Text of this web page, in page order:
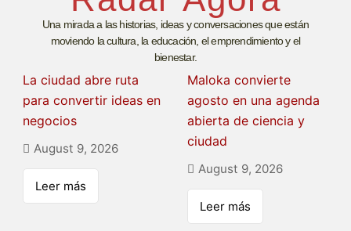
Una mirada a las historias, ideas y conversaciones que están
moviendo la cultura, la educación, el emprendimiento y el
bienestar.
La ciudad abre ruta
para convertir ideas en
negocios
August 9, 2026
Leer más
Maloka convierte
agosto en una agenda
abierta de ciencia y
ciudad
August 9, 2026
Leer más